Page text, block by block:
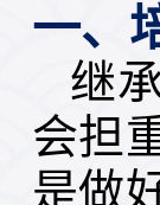
一、
继
会担
是做